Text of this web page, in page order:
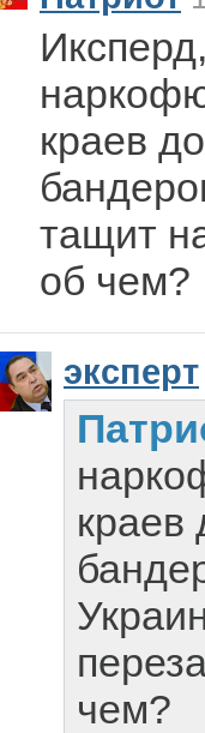
краев
тащит
об чем?
эксперт
краев
чем?